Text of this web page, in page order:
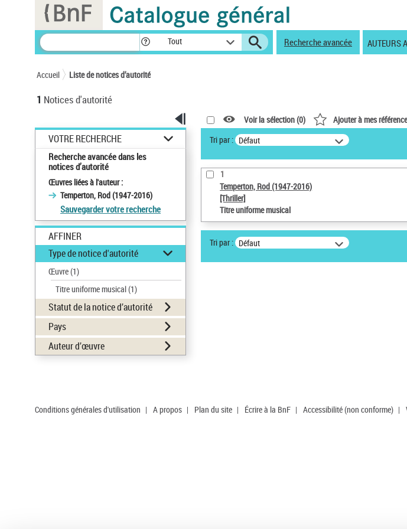
Tout Recherche avancée AUTEURS
Accueil Liste de notices d’autorité
1 Notices d'autorité
VOTRE RECHERCHE
Recherche avancée dans les
notices d’autorité
Œuvres liées à l'auteur :
Temperton, Rod (1947-2016)
Sauvegarder votre recherche
AFFINER
Type de notice d'autorité
Œuvre(1)
Titre uniforme musical(1)
Statut de la notice d’autorité
Pays
Auteur d’œuvre
Voir la sélection (0) Ajouter à mes
Tri par : Défaut
1
Temperton, Rod (1947-2016)
[Thriller]
Titre uniforme musical
Tri par : Défaut
Conditions générales d'utilisation | A propos | Plan du site | Écrire à la BnF | Accessibilité (non conforme) |
Panneau de gestion des cookies